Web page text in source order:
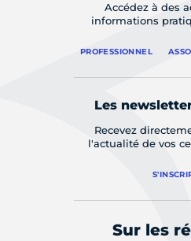
Accédez à des
informations
PROFESSIONNEL
Les
Recevez
l'actualité de vos
Sur les